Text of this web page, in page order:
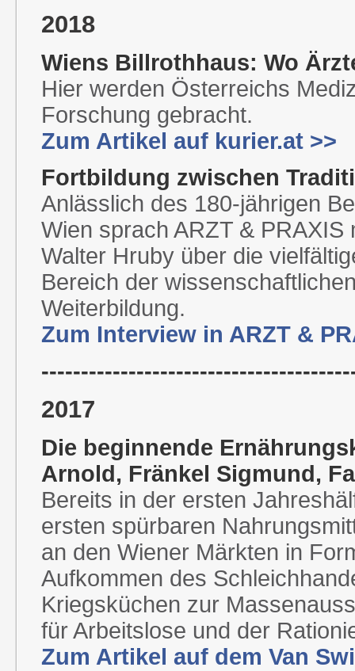
2018
Wiens Billrothhaus: Wo
Hier werden Österreichs
Forschung gebracht.
Zum Artikel auf kurier.at >>
Fortbildung zwischen
Anlässlich des 180-jährigen
Wien sprach ARZT &
Walter Hruby über die
Bereich der
Weiterbildung.
Zum Interview in ARZT &
2017
Die beginnende
Arnold, Fränkel Sigmund,
Bereits in der ersten
ersten spürbaren
an den Wiener Märkten in
Aufkommen des
Kriegsküchen zur
für Arbeitslose und der
Zum Artikel auf dem Van